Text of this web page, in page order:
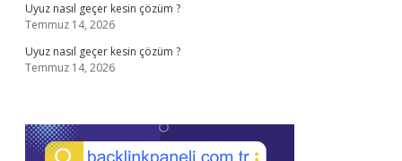
Uyuz nasıl geçer kesin çözüm ?
Temmuz 14, 2026
Uyuz nasıl geçer kesin çözüm ?
Temmuz 14, 2026